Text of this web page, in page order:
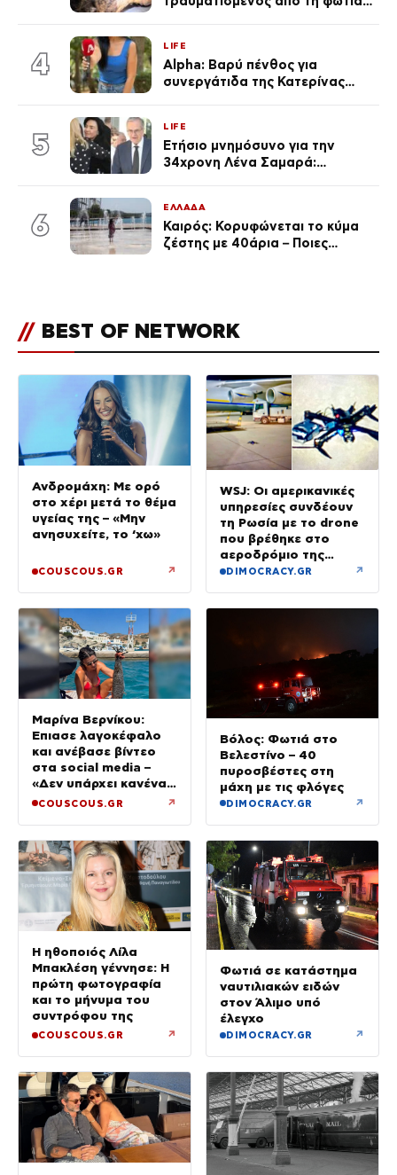
4
LIFE
Alpha: Βαρύ πένθος για
συνεργάτιδα της Κατερίνας
του Θεού»
5
LIFE
Ετήσιο μνημόσυνο για την
34χρονη Λένα Σαμαρά:
6
ΕΛΛΑΔΑ
Καιρός: Κορυφώνεται το κύμα
ζέστης με 40άρια – Ποιες
// BEST OF NETWORK
Ανδρομάχη: Με ορό
στο χέρι μετά το θέμα
υγείας της – «Μην
ανησυχείτε, το ‘χω»
COUSCOUS.GR ↗
WSJ: Οι αμερικανικές
υπηρεσίες συνδέουν
τη Ρωσία με το drone
που βρέθηκε στο
αεροδρόμιο της
Λειψίας
DIMOCRACY.GR ↗
Μαρίνα Βερνίκου:
Έπιασε λαγοκέφαλο
και ανέβασε βίντεο
στα social media –
«Δεν υπάρχει κανένας
λόγος να φοβόμαστε»
COUSCOUS.GR ↗
Βόλος: Φωτιά στο
Βελεστίνο – 40
πυροσβέστες στη
μάχη με τις φλόγες
DIMOCRACY.GR ↗
Η ηθοποιός Λίλα
Μπακλέση γέννησε: Η
πρώτη φωτογραφία
και το μήνυμα του
συντρόφου της
COUSCOUS.GR ↗
Φωτιά σε κατάστημα
ναυτιλιακών ειδών
στον Άλιμο υπό
έλεγχο
DIMOCRACY.GR ↗